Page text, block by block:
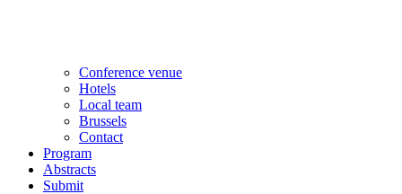
Conference venue
Hotels
Local team
Brussels
Contact
Program
Abstracts
Submit